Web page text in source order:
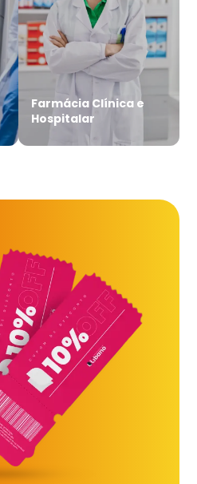
Farmácia Clínica e
Hospitalar